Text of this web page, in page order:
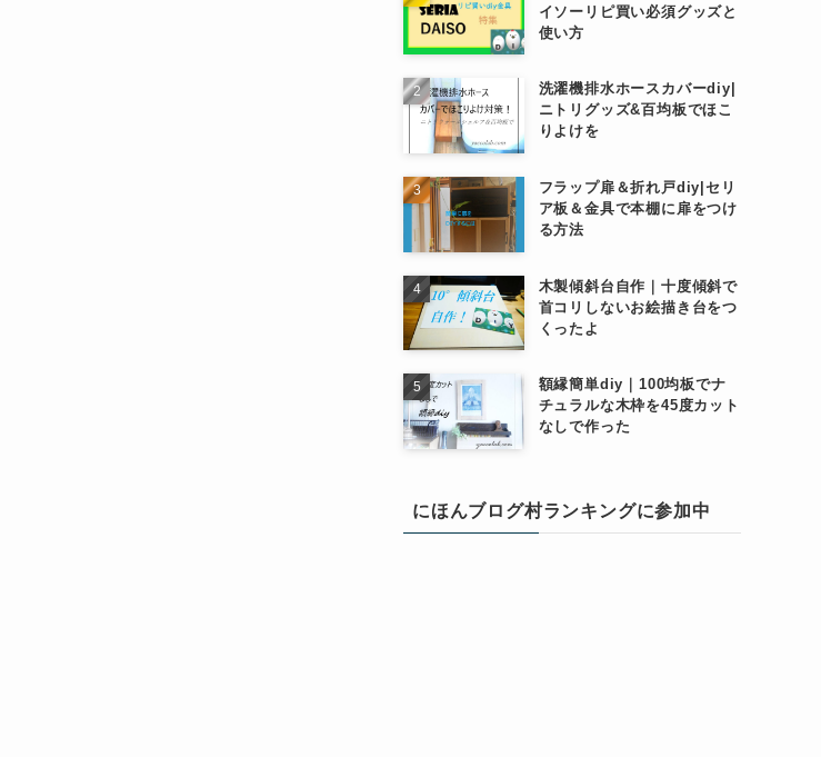
イソーリピ買い必須グッズと
使い方
洗濯機排水ホースカバーdiy|
ニトリグッズ&百均板でほこ
りよけを
フラップ扉＆折れ戸diy|セリ
ア板＆金具で本棚に扉をつけ
る方法
木製傾斜台自作｜十度傾斜で
首コリしないお絵描き台をつ
くったよ
額縁簡単diy｜100均板でナ
チュラルな木枠を45度カット
なしで作った
にほんブログ村ランキングに参加中